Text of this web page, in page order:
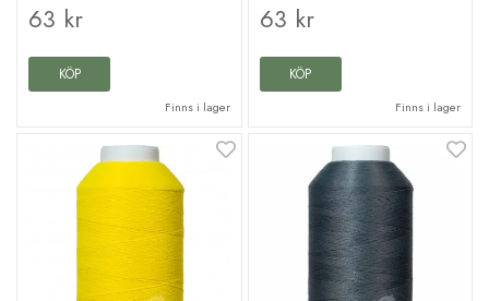
63 kr
KÖP
Finns i lager
63 kr
KÖP
Finns i lager